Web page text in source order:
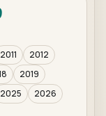
2011
2012
2019
2025
2026